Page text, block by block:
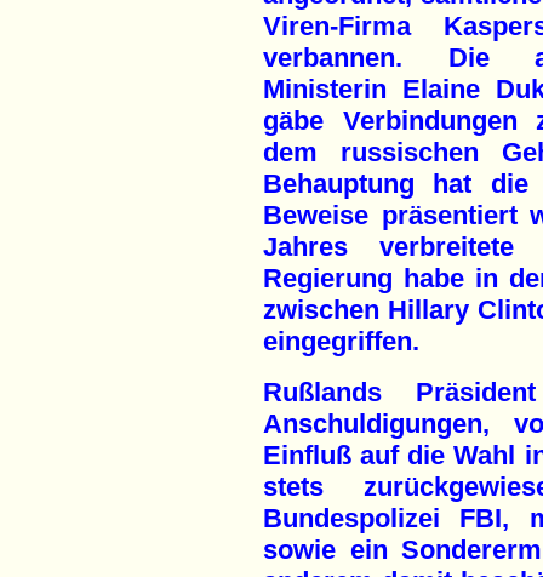
Viren-Firma
verbannen. Die
Ministerin Elaine
gäbe Verbindungen
dem russischen
Behauptung hat die
Beweise präsentiert
Jahres verbreitete
Regierung habe in
zwischen Hillary
eingegriffen.
Rußlands
Anschuldigungen,
Einfluß auf die Wahl
stets
Bundespolizei FBI,
sowie ein